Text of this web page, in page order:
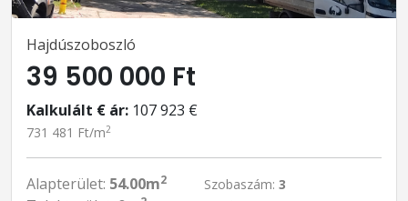
Hajdúszoboszló
39 500 000 Ft
Kalkulált € ár: 107 923 €
731 481 Ft/m2
Alapterület: 54.00m2 Szobaszám: 3